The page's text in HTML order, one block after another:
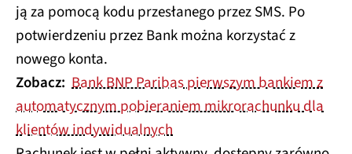
ją za pomocą kodu przesłanego przez SMS. Po
potwierdzeniu przez Bank można korzystać z
nowego konta.
Zobacz: Bank BNP Paribas pierwszym bankiem z
automatycznym pobieraniem mikrorachunku dla
klientów indywidualnych